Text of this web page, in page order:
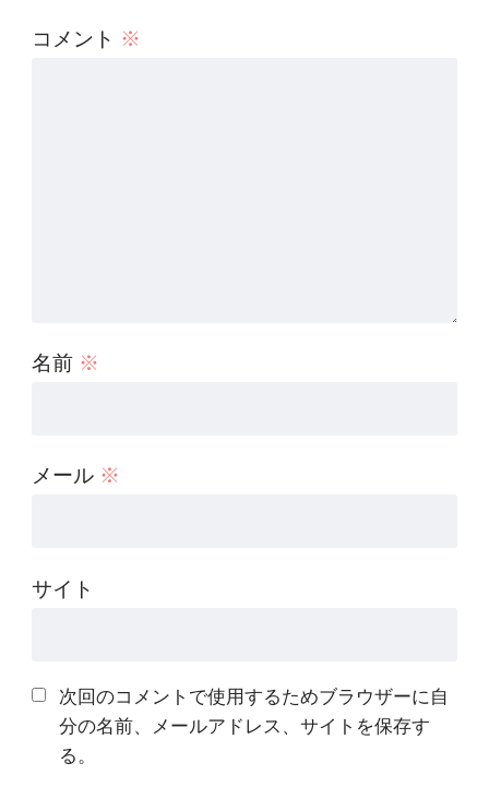
コメント ※
名前 ※
メール ※
サイト
次回のコメントで使用するためブラウザーに自
分の名前、メールアドレス、サイトを保存す
る。